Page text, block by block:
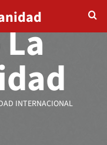
INTERNACIONAL